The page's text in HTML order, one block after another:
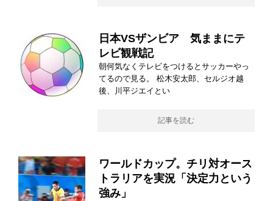
日本VSザンビア 気ままにテ
レビ観戦記
朝何気なくテレビをつけるとサッカーやっ
てるので見る。 松木安太郎、セルジオ越
後、川平ジエイとい
記事を読む
ワールドカップ。チリ対オース
トラリアを実況「決定力という
強み」